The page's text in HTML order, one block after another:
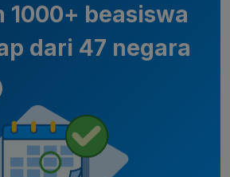
1000+ beasiswa
dari 47 negara